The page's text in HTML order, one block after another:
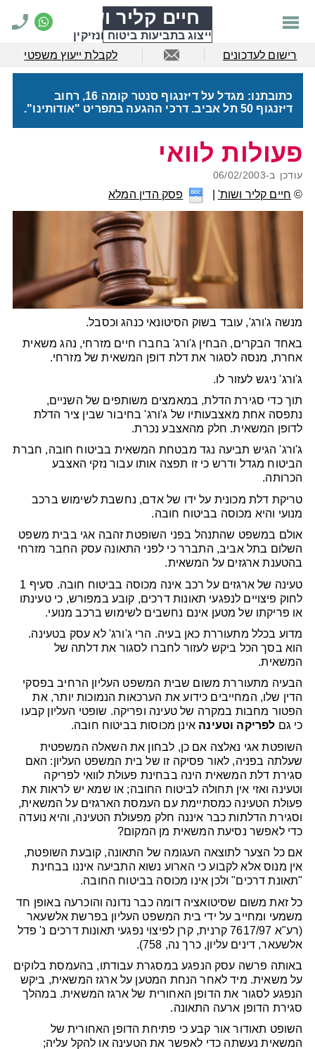
חיים קליר ושות'
ייצוג בתביעות ביטוח ונזיקין
רישום לעדכונים
לקבלת ייעוץ משפטי
כתובתנו: מגדל על דיזנגוף סנטר קומה 16, רחוב
דיזנגוף 50 תל אביב. דרכי ההגעה בתפריט "אודותינו".
פעולות לוואי
עודכן ב-06/02/2003
© חיים קליר ושות' פסק הדין המלא
מנשה ג'ורג', עובד בשוק הסיטונאי כנהג וכסבל.
באחד הבקרים, הבחין ג'ורג' בחברו חיים מזרחי, נהג משאית
אחרת, מנסה לסגור את דלת דופן המשאית של מזרחי.
ג'ורג' ניגש לעזור לו.
תוך כדי סגירת הדלת, במאמצים משותפים של השניים,
נתפסה אחת מאצבעותיו של ג'ורג' בחיבור שבין ציר הדלת
לדופן המשאית. חלק מהאצבע נכרת.
ג'ורג' הגיש תביעה נגד מבטחת המשאית בביטוח חובה, חברת
הביטוח מגדל ודרש כי זו תפצה אותו עבור נזקי האצבע
הכרותה.
טריקת דלת מכונית על ידו של אדם, נחשבת לשימוש ברכב
מנועי והיא מכוסה בביטוח חובה.
אולם במשפט שהתנהל בפני השופטת זהבה אגי בבית משפט
השלום בתל אביב, התברר כי לפני התאונה עסק החבר מזרחי
בהטענת ארגזים על המשאית.
טעינה של ארגזים על רכב אינה מכוסה בביטוח חובה. סעיף 1
לחוק פיצויים לנפגעי תאונות דרכים, קובע במפורש, כי טעינתו
או פריקתו של מטען אינם נחשבים לשימוש ברכב מנועי.
מדוע בכלל מתעוררת כאן בעיה. הרי ג'ורג' לא עסק בטעינה.
הוא בסך הכל ביקש לעזור לחברו לסגור את דלתה של
המשאית.
הבעיה מתעוררת משום שבית המשפט העליון הרחיב בפסקי
הדין שלו, המחייבים כידוע את הערכאות הנמוכות יותר, את
הפטור מחבות במקרה של טעינה ופריקה. שופטי העליון קבעו
כי גם לפריקה וטעינה אינן מכוסות בביטוח חובה.
השופטת אגי נאלצה אם כן, לבחון את השאלה המשפטית
שעלתה בפניה, לאור פסיקה זו של בית המשפט העליון: האם
סגירת דלת המשאית הינה בבחינת פעולת לוואי לפריקה
וטעינה ואזי אין תחולה לביטוח החובה; או שמא יש לראות את
פעולת הטעינה כמסתיימת עם העמסת הארגזים על המשאית,
וסגירת הדלתות כבר איננה חלק מפעולת הטעינה, והיא נועדה
כדי לאפשר נסיעת המשאית מן המקום?
אם כל הצער לתוצאה העגומה של התאונה, קובעת השופטת,
אין מנוס אלא לקבוע כי הארוע נשוא התביעה איננו בבחינת
"תאונת דרכים" ולכן אינו מכוסה בביטוח החובה.
כל זאת משום שסיטואציה דומה כבר נדונה והוכרעה באופן חד
משמעי ומחייב על ידי בית המשפט העליון בפרשת אלשעאר
(רע"א 7617/97 קרנית, קרן לפיצוי נפגעי תאונות דרכים נ' פדל
אלשעאר, דינים עליון, כרך נה, 758).
באותה פרשה עסק הנפגע במסגרת עבודתו, בהעמסת בלוקים
על משאית. מיד לאחר הנחת המטען על ארגז המשאית, ביקש
הנפגע לסגור את הדופן האחורית של ארגז המשאית. במהלך
סגירת הדופן ארעה התאונה.
השופט תאודור אור קבע כי פתיחת הדופן האחורית של
המשאית נעשתה כדי לאפשר את הטעינה או להקל עליה;